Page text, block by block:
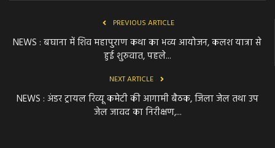
PREVIOUS ARTICLE
NEWS : बघाना में शिव महापुराण कथा का भव्य आयोजन, कलश यात्रा से
हुई शुरुवात, पहले...
NEXT ARTICLE
NEWS : अंडर ट्रायल रिव्यू कमेटी की आगामी बैठक, जिला जेल तथा उप
जेल जावद का निरीक्षण,...